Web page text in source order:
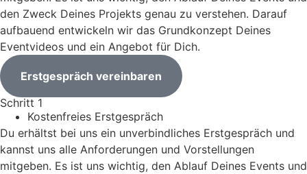
den Zweck Deines Projekts genau zu verstehen. Darauf
aufbauend entwickeln wir das Grundkonzept Deines
Eventvideos und ein Angebot für Dich.
Erstgespräch vereinbaren
Schritt 1
Kostenfreies Erstgespräch
Du erhältst bei uns ein unverbindliches Erstgespräch und
kannst uns alle Anforderungen und Vorstellungen
mitgeben. Es ist uns wichtig, den Ablauf Deines Events und